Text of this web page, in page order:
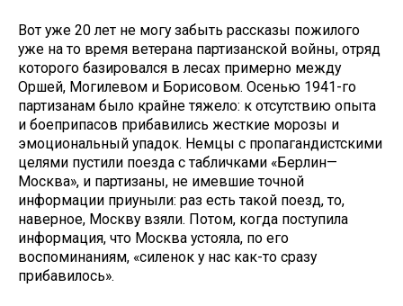
Вот уже 20 лет не могу забыть рас­сказы пожилого
уже на то время вете­рана партизанской войны, отряд
ко­торого базировался в лесах примерно между
Оршей, Могилевом и Борисо­вом. Осенью 1941-го
партизанам бы­ло крайне тяжело: к отсутствию опыта
и боеприпасов прибавились жесткие морозы и
эмоциональный упадок. Немцы с пропагандистскими
целями пустили поезда с табличками «Бер­лин—
Москва», и партизаны, не имев­шие точной
информации приуныли: раз есть такой поезд, то,
наверное, Москву взяли. Потом, когда поступи­ла
информация, что Москва устояла, по его
воспоминаниям, «силенок у нас как-то сразу
прибавилось».